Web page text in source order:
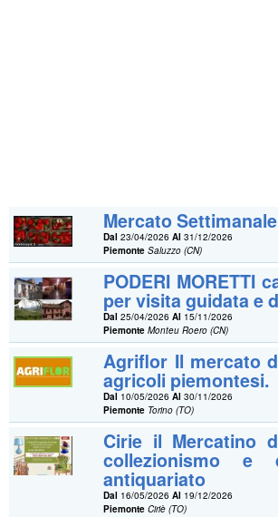
Mercato
Dal 23/04/2026Al 31/12/2026
Piemonte Saluzzo (CN)
PODERI MORETTI
per visita guidata e
Dal 25/04/2026Al 15/11/2026
Piemonte Monteu Roero (CN)
Agriflor Il mercato
agricoli piemontesi.
Dal 10/05/2026Al 30/11/2026
Piemonte Torino (TO)
Cirie il Mercatino
collezionismo e
antiquariato
Dal 16/05/2026Al 19/12/2026
Piemonte Ciriè (TO)